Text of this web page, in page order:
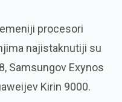
procesori
najistaknutiji su
Samsungov Exynos
Kirin 9000.